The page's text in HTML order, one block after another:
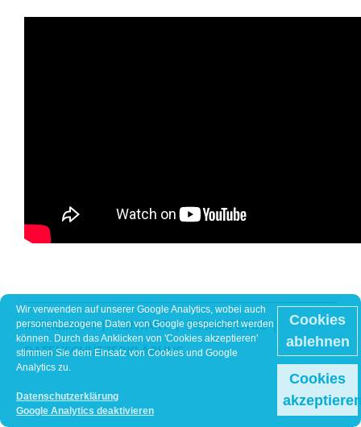
Wir verwenden auf unserer Google Analytics, wobei auch
personenbezogene Daten von Google gespeichert werden
können. Durch das Anklicken von 'Cookies akzeptieren'
stimmen Sie dem Einsatz von Cookies und Google
Analytics zu.
Datenschutzerklärung
Google Analytics deaktivieren
Cookies
ablehnen
Cookies
IMPRESSUM KONTAKT
PRESSEFOTOS
DATENSCHUTZERKLÄRUNG